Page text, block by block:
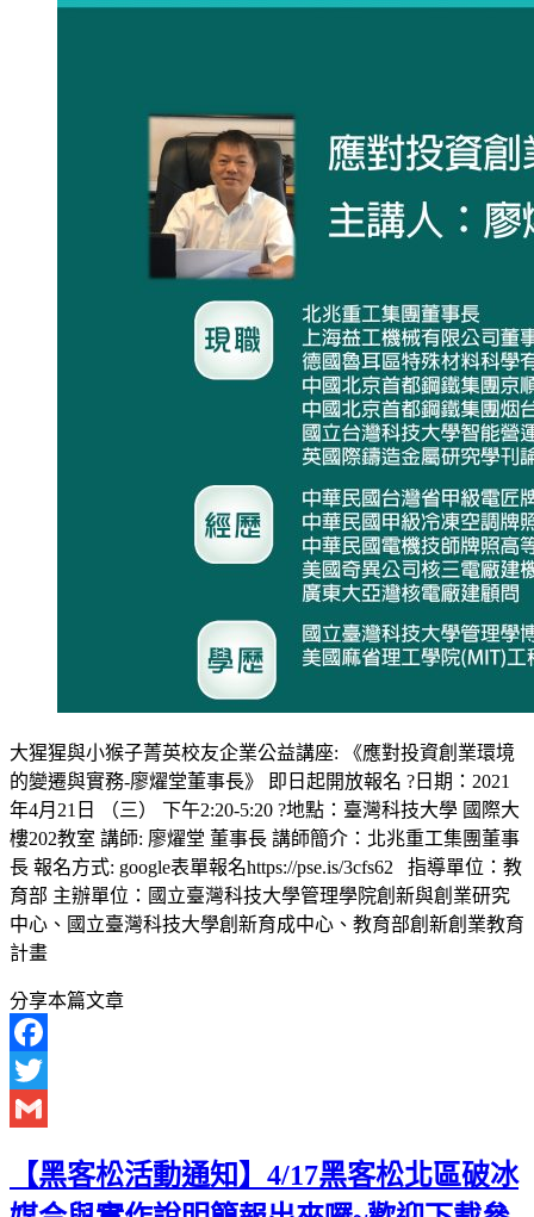
大猩猩與小猴子菁英校友企業公益講座: 《應對投資創業環境
的變遷與實務-廖燿堂董事長》 即日起開放報名 ?日期：2021
年4月21日 （三） 下午2:20-5:20 ?地點：臺灣科技大學 國際大
樓202教室 講師: 廖燿堂 董事長 講師簡介：北兆重工集團董事
長 報名方式: google表單報名https://pse.is/3cfs62 指導單位：教
育部 主辦單位：國立臺灣科技大學管理學院創新與創業研究
中心、國立臺灣科技大學創新育成中心、教育部創新創業教育
計畫
分享本篇文章
Facebook
Twitter
【黑客松活動通知】4/17黑客松北區破冰